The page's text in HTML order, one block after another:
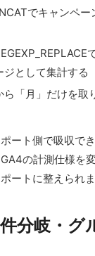
でキャンペ
ジとして集計する
ら「月」だけを取
ート側で吸収で
の計測仕様を
ートに整えられま
分岐・グ